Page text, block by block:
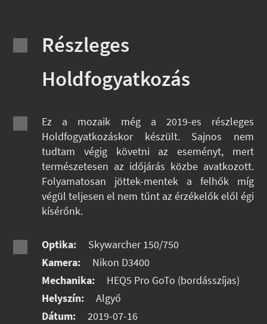
Részleges
Holdfogyatkozás
Ez a mozaik még a 2019-es részleges
Holdfogyatkozáskor készült. Sajnos nem
tudtam végig követni az eseményt, mert
természetesen az időjárás közbe avatkozott.
Folyamatosan jöttek-mentek a felhők míg
végül teljesen el nem tűnt az érzékelők elől égi
kísérőnk.
Optika:
Skywarcher 150/750
Kamera:
Nikon D3400
Mechanika:
HEQ5 Pro GoTo (bordásszíjas)
Helyszín:
Algyő
Dátum:
2019-07-16